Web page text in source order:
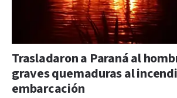
Trasladaron a Paraná al
graves quemaduras al
embarcación